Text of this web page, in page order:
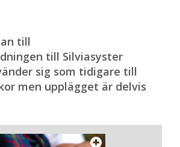
till
till Silviasyster
sig som tidigare till
men upplägget är delvis